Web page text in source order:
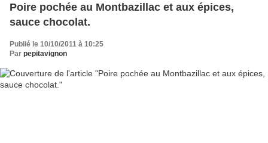
Poire pochée au Montbazillac et aux épices,
sauce chocolat.
Publié le 10/10/2011 à 10:25
Par pepitavignon